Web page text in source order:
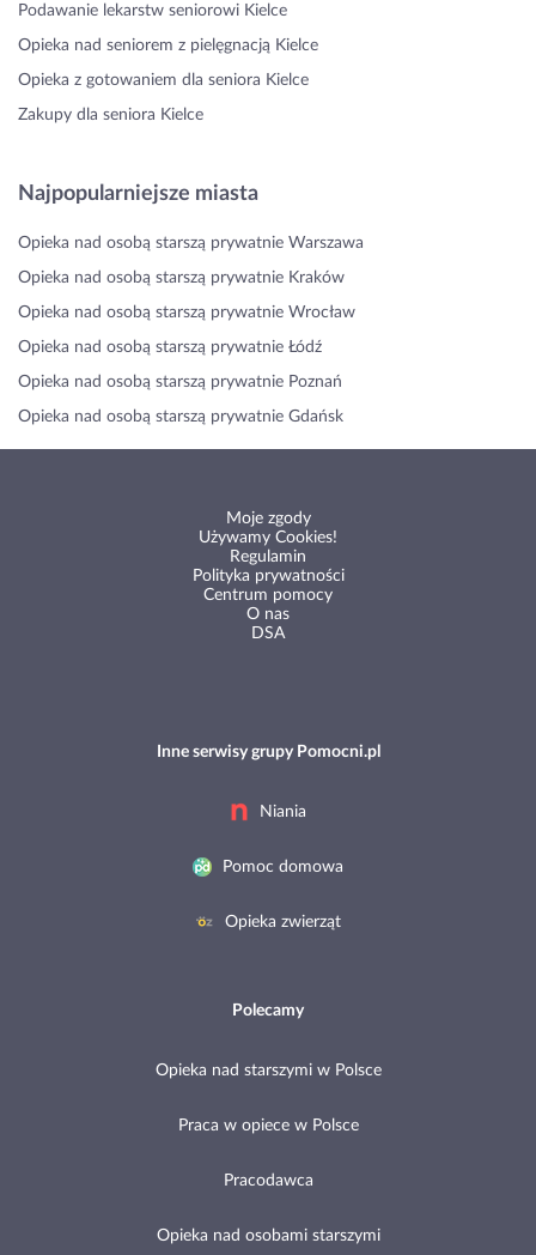
Podawanie lekarstw seniorowi Kielce
Opieka nad seniorem z pielęgnacją Kielce
Opieka z gotowaniem dla seniora Kielce
Zakupy dla seniora Kielce
Najpopularniejsze miasta
Opieka nad osobą starszą prywatnie Warszawa
Opieka nad osobą starszą prywatnie Kraków
Opieka nad osobą starszą prywatnie Wrocław
Opieka nad osobą starszą prywatnie Łódź
Opieka nad osobą starszą prywatnie Poznań
Opieka nad osobą starszą prywatnie Gdańsk
Moje zgody
Używamy Cookies!
Regulamin
Polityka prywatności
Centrum pomocy
O nas
DSA
Inne serwisy grupy Pomocni.pl
Niania
Pomoc domowa
Opieka zwierząt
Polecamy
Opieka nad starszymi w Polsce
Praca w opiece w Polsce
Pracodawca
Opieka nad osobami starszymi